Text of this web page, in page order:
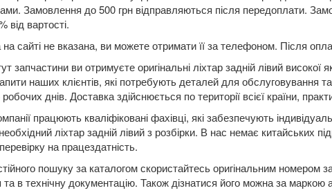
Замовлення до 500 грн відправляються після передоплати.
від вартості.
сайті не вказана, ви можете отримати її за телефоном. Після
запчастини ви отримуєте оригінальні ліхтар задній лівий
наших клієнтів, які потребують деталей для
днів. Доставка здійснюється по території всієї країни,
працюють кваліфіковані фахівці, які забезпечують
ліхтар задній лівий з розбірки. В нас немає китайських
на працездатність.
пошуку за каталогом скористайтесь оригінальним номером
та в технічну документацію. Також дізнатися його можна за